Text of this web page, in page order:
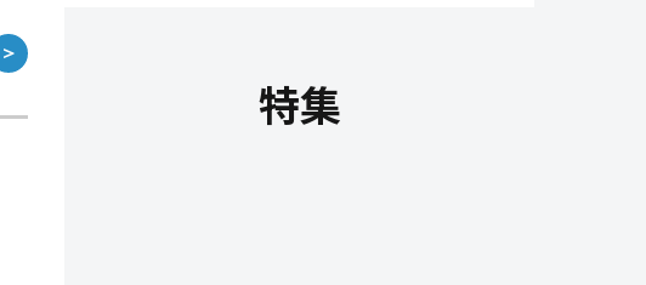
＞
特集